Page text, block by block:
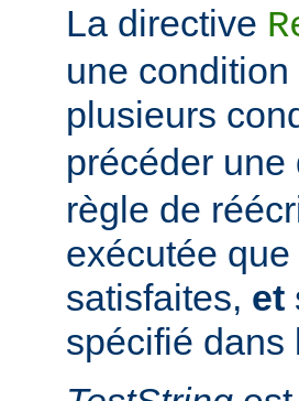
La directive
une
plusieurs
précéder une
règle de
exécutée
satisfaites, et
spécifié dans